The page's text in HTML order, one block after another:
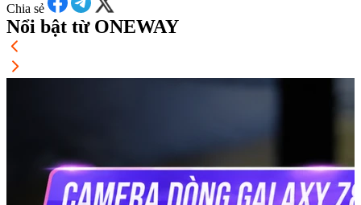
Chia sẻ
Nổi bật từ ONEWAY